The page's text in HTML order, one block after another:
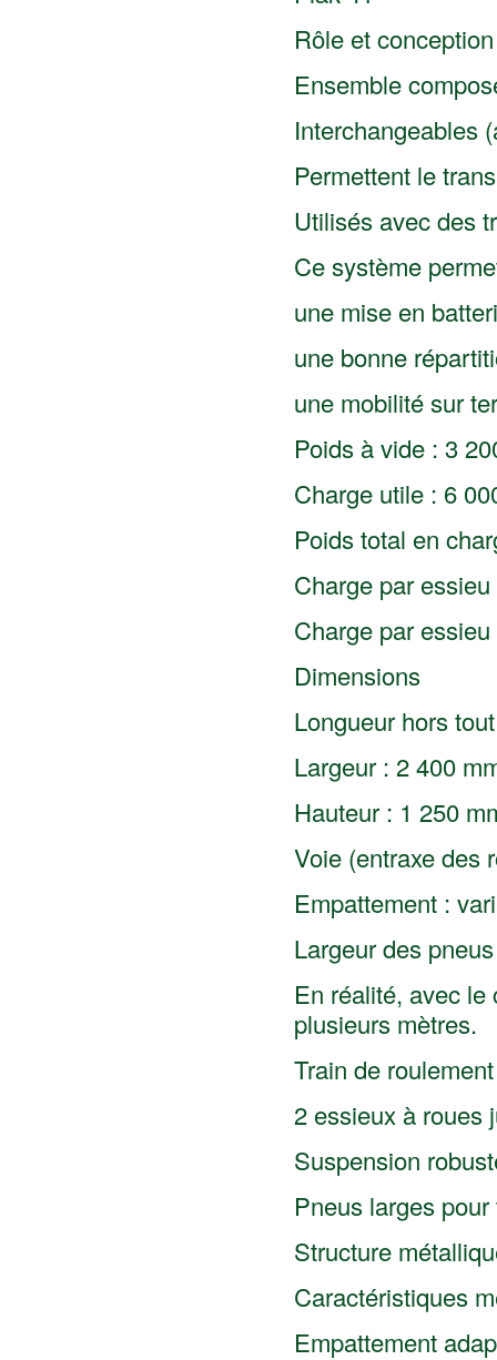
Rôle et conception
Ensemble
Interchangeables
Permettent le
Utilisés avec des
Ce système
une mise en
une bonne
une mobilité sur
Poids à vide : 3
Charge utile : 6
Poids total en
Charge par
Charge par
Dimensions
Longueur hors
Largeur : 2 400
Hauteur : 1 250
Voie (entraxe des
Empattement :
Largeur des
En réalité, avec le
plusieurs mètres.
Train de roulement
2 essieux à roues
Suspension
Pneus larges
Structure
Caractéristiques
Empattement